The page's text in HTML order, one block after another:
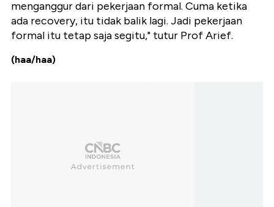
menganggur dari pekerjaan formal. Cuma ketika
ada recovery, itu tidak balik lagi. Jadi pekerjaan
formal itu tetap saja segitu," tutur Prof Arief.
(haa/haa)